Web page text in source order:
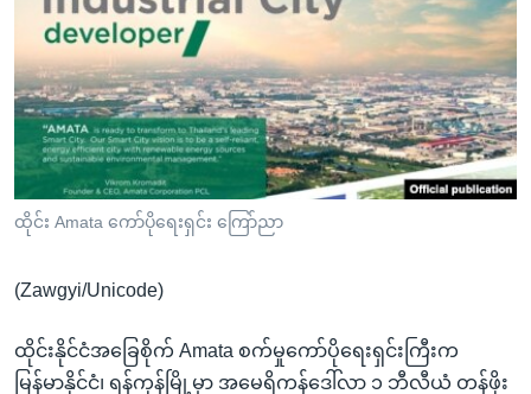
အ
ညွန်း
စာမျက်နှာ
ကြည့်
ရှာဖွေ
နေရာ
ရုပ်ရှင်ထဲက အင်္ဂလိပ်စာ
သုတပဒေသာ အင်္ဂလိပ်စာ
တီဗွီ
ရေဒီယို/တီဗွီအစီအစဉ်
Learning English
ဗွီအိုအေ လူမှုကွန်ယက်များ
ထိုင်း Amata ကော်ပိုရေးရှင်း ကြော်ညာ
(Zawgyi/Unicode)
ထိုင်းနိုင်ငံအခြေစိုက် Amata စက်မှုကော်ပိုရေးရှင်းကြီးက
မြန်မာနိုင်ငံ၊ ရန်ကုန်မြို့မှာ အမေရိကန်ဒေါ်လာ ၁ ဘီလီယံ တန်ဖိုး